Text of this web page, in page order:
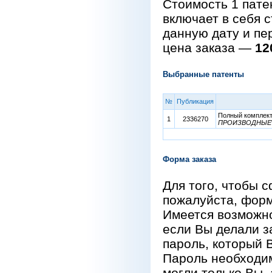
Стоимость 1
включает в себя
данную дату и
цена заказа —
Выбранные патенты
№ Публикация
1 2336270
Полный
ПРОИЗВОДНЫЕ
Форма заказа
Для того, чтобы
пожалуйста,
Имеется
если Вы делали
пароль, который
Пароль